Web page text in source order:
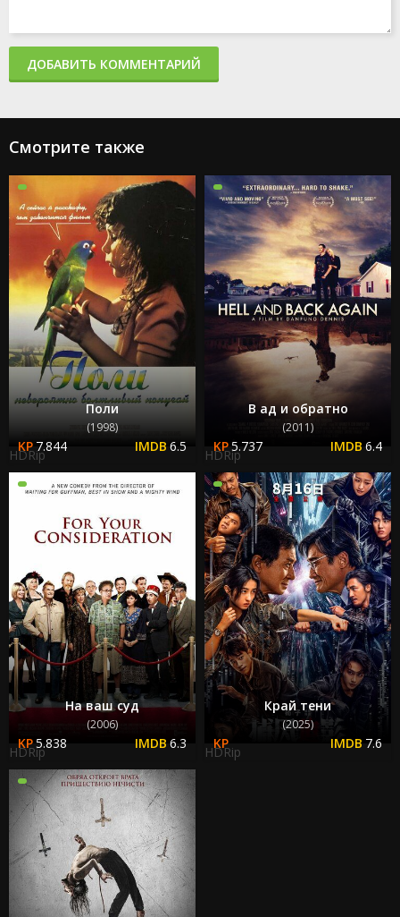
ДОБАВИТЬ КОММЕНТАРИЙ
Смотрите также
Поли
(1998)
7.844 6.5
HDRip
В ад и обратно
(2011)
5.737 6.4
HDRip
На ваш суд
(2006)
5.838 6.3
HDRip
Край тени
(2025)
7.6
HDRip